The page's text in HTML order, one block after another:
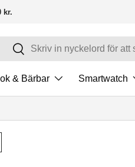
kr.
Sök
& Bärbar Smartwatch